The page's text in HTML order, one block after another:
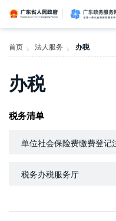
留言信箱
建言献策
信访相关法规
便民服务
百姓论坛
政府热线
网上调查
在线访谈
法律服务
领导信箱
未加载图片
政务微博
网络问政
意见征集
部门信箱
信访常见问题
信件回复
网上举报
公众监督
我要留言
广东省人
首页
政务公开
政民互动
首页 > 法人服务 > 办税
办税
税务清单
单位社会保险费缴费登记
税务办税服务厅